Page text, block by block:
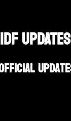
IDF UPDATES